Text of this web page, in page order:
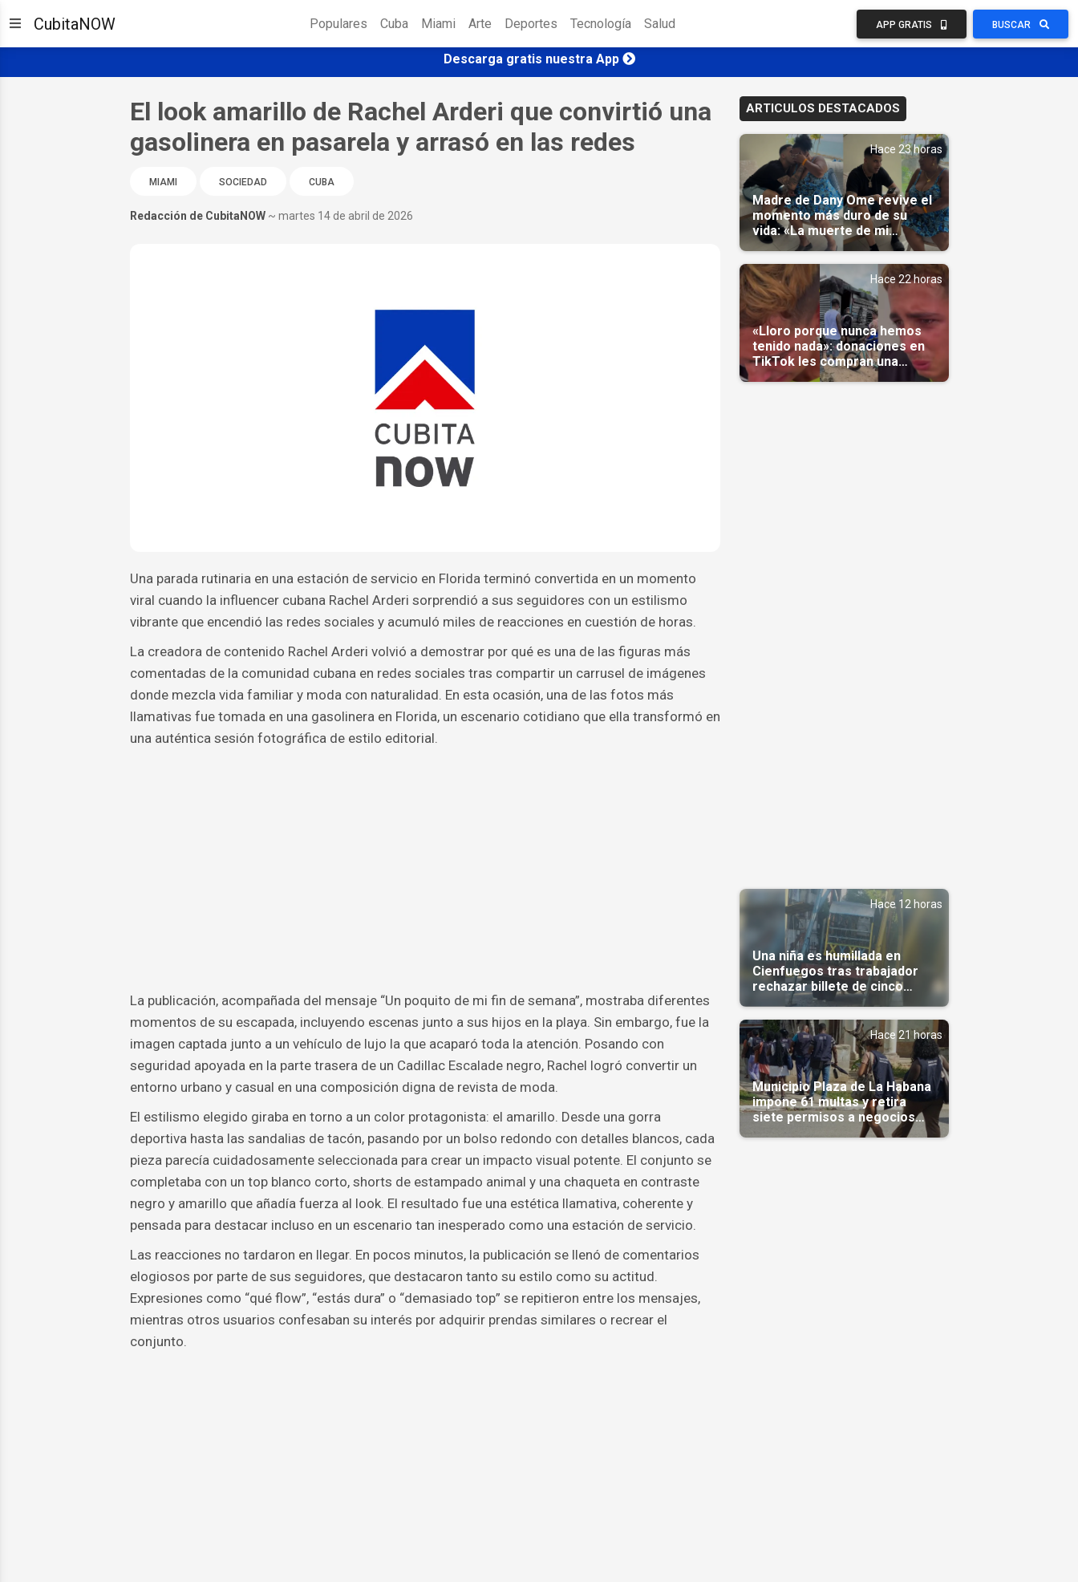
CubitaNOW Populares Cuba Miami Arte Deportes Tecnología Salud APP GRATIS BUSCAR
Descarga gratis nuestra App
El look amarillo de Rachel Arderi que convirtió una
gasolinera en pasarela y arrasó en las redes
MIAMI SOCIEDAD CUBA
Redacción de CubitaNOW ~ martes 14 de abril de 2026
Una parada rutinaria en una estación de servicio en Florida terminó convertida en un momento
viral cuando la influencer cubana Rachel Arderi sorprendió a sus seguidores con un estilismo
vibrante que encendió las redes sociales y acumuló miles de reacciones en cuestión de horas.
La creadora de contenido Rachel Arderi volvió a demostrar por qué es una de las figuras más
comentadas de la comunidad cubana en redes sociales tras compartir un carrusel de imágenes
donde mezcla vida familiar y moda con naturalidad. En esta ocasión, una de las fotos más
llamativas fue tomada en una gasolinera en Florida, un escenario cotidiano que ella transformó en
una auténtica sesión fotográfica de estilo editorial.
La publicación, acompañada del mensaje “Un poquito de mi fin de semana”, mostraba diferentes
momentos de su escapada, incluyendo escenas junto a sus hijos en la playa. Sin embargo, fue la
imagen captada junto a un vehículo de lujo la que acaparó toda la atención. Posando con
seguridad apoyada en la parte trasera de un Cadillac Escalade negro, Rachel logró convertir un
entorno urbano y casual en una composición digna de revista de moda.
El estilismo elegido giraba en torno a un color protagonista: el amarillo. Desde una gorra
deportiva hasta las sandalias de tacón, pasando por un bolso redondo con detalles blancos, cada
pieza parecía cuidadosamente seleccionada para crear un impacto visual potente. El conjunto se
completaba con un top blanco corto, shorts de estampado animal y una chaqueta en contraste
negro y amarillo que añadía fuerza al look. El resultado fue una estética llamativa, coherente y
pensada para destacar incluso en un escenario tan inesperado como una estación de servicio.
Las reacciones no tardaron en llegar. En pocos minutos, la publicación se llenó de comentarios
elogiosos por parte de sus seguidores, que destacaron tanto su estilo como su actitud.
Expresiones como “qué flow”, “estás dura” o “demasiado top” se repitieron entre los mensajes,
mientras otros usuarios confesaban su interés por adquirir prendas similares o recrear el
conjunto.
ARTICULOS DESTACADOS
Hace 23 horas
Madre de Dany Ome revive el
momento más duro de su
vida: «La muerte de mi
nieto»(Video)
Hace 22 horas
«Lloro porque nunca hemos
tenido nada»: donaciones en
TikTok les compran una
casa(Video)
Hace 12 horas
Una niña es humillada en
Cienfuegos tras trabajador
rechazar billete de cinco
pesos
Hace 21 horas
Municipio Plaza de La Habana
impone 61 multas y retira
siete permisos a negocios